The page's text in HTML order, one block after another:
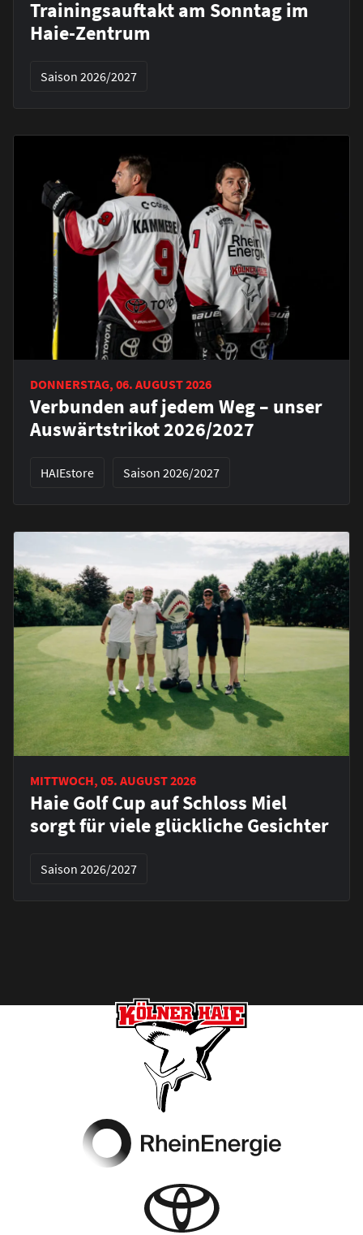
Trainingsauftakt am Sonntag im
Haie-Zentrum
Saison 2026/2027
DONNERSTAG, 06. AUGUST 2026
Verbunden auf jedem Weg – unser
Auswärtstrikot 2026/2027
HAIEstore Saison 2026/2027
MITTWOCH, 05. AUGUST 2026
Haie Golf Cup auf Schloss Miel
sorgt für viele glückliche Gesichter
Saison 2026/2027